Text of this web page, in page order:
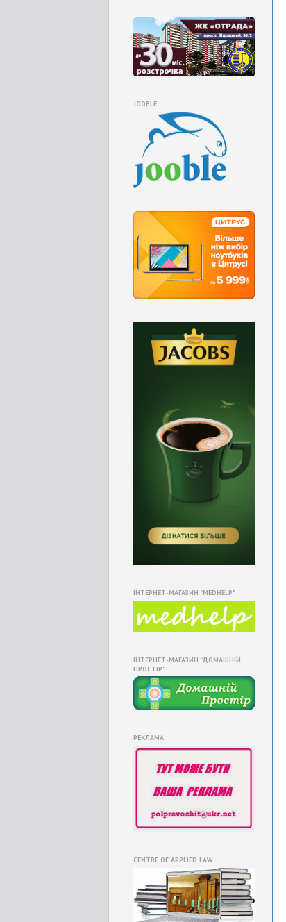
JOOBLE
ІНТЕРНЕТ-МАГАЗИН "MEDHELP"
ІНТЕРНЕТ-МАГАЗИН "ДОМАШНІЙ
ПРОСТІР"
РЕКЛАМА
CENTRE OF APPLIED LAW